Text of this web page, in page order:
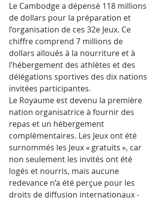
Le Cambodge a dépensé 118 millions
de dollars pour la préparation et
l’organisation de ces 32e Jeux. Ce
chiffre comprend 7 millions de
dollars alloués à la nourriture et à
l’hébergement des athlètes et des
délégations sportives des dix nations
invitées participantes.
Le Royaume est devenu la première
nation organisatrice à fournir des
repas et un hébergement
complémentaires. Les Jeux ont été
surnommés les Jeux « gratuits », car
non seulement les invités ont été
logés et nourris, mais aucune
redevance n’a été perçue pour les
droits de diffusion internationaux -